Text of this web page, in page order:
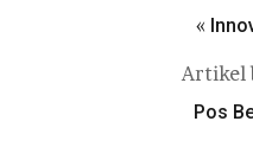
«
Artikel
Pos